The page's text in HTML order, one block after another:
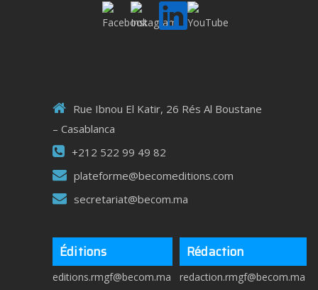
Rue Ibnou El Katir, 26 Rés Al Boustane
– Casablanca
+212 522 99 49 82
plateforme@becomeditions.com
secretariat@becom.ma
Éditions
editions.rmgf@becom.ma
Rédaction
redaction.rmgf@becom.ma